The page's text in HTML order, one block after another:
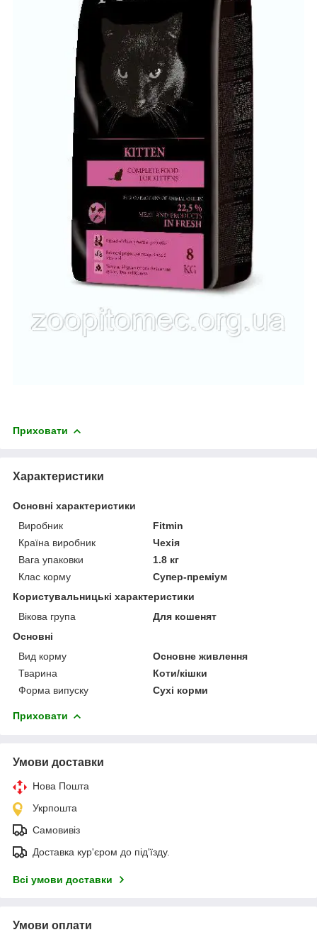
Приховати
Характеристики
Основні характеристики
Виробник
Fitmin
Країна виробник
Чехія
Вага упаковки
1.8 кг
Клас корму
Супер-преміум
Користувальницькі характеристики
Вікова група
Для кошенят
Основні
Вид корму
Основне живлення
Тварина
Коти/кішки
Форма випуску
Сухі корми
Приховати
Умови доставки
Нова Пошта
Укрпошта
Самовивіз
Доставка кур'єром до під'їзду.
Всі умови доставки
Умови оплати